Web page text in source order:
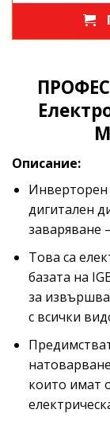
Описание:
Инверторен
дигитален
заваряване
Това са
базата на
за
с всички
които имат